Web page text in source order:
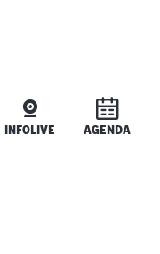
INFOLIVE AGENDA